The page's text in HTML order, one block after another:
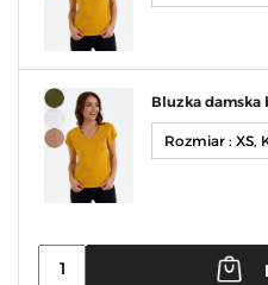
Bluzka damska